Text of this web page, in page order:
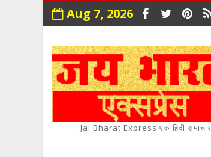
Aug 7, 2026
Jai Bharat Express एक हिंदी समाचार